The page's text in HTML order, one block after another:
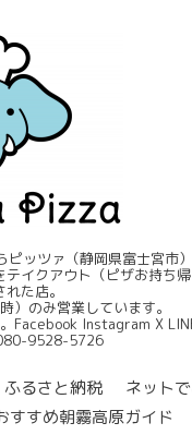
ッツァ（静岡県富士宮市）
イクアウト（ピザお持ち
た店。
）のみ営業しています。
Facebook Instagram X
080-9528-5726
ふるさと納税 ネット
すすめ朝霧高原ガイド